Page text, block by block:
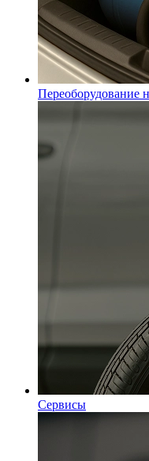
Переоборудование
Сервисы